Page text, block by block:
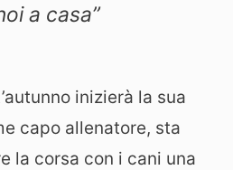
a casa”
inizierà la sua
capo allenatore, sta
la corsa con i cani una